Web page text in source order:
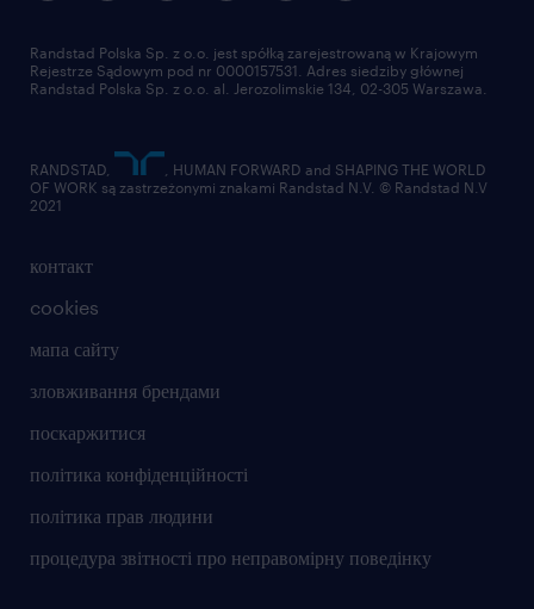
контакт
cookies
мапа сайту
зловживання брендами
поскаржитися
політика конфіденційності
політика прав людини
процедура звітності про неправомірну поведінку
Randstad Polska Sp. z o.o. jest spółką zarejestrowaną w Krajowym
Rejestrze Sądowym pod nr 0000157531. Adres siedziby głównej
Randstad Polska Sp. z o.o. al. Jerozolimskie 134, 02-305 Warszawa.
RANDSTAD,
, HUMAN FORWARD and SHAPING THE WORLD
OF WORK są zastrzeżonymi znakami Randstad N.V. © Randstad N.V
2021